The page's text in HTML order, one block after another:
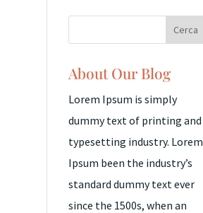
About Our Blog
Lorem Ipsum is simply
dummy text of printing and
typesetting industry. Lorem
Ipsum been the industry’s
standard dummy text ever
since the 1500s, when an